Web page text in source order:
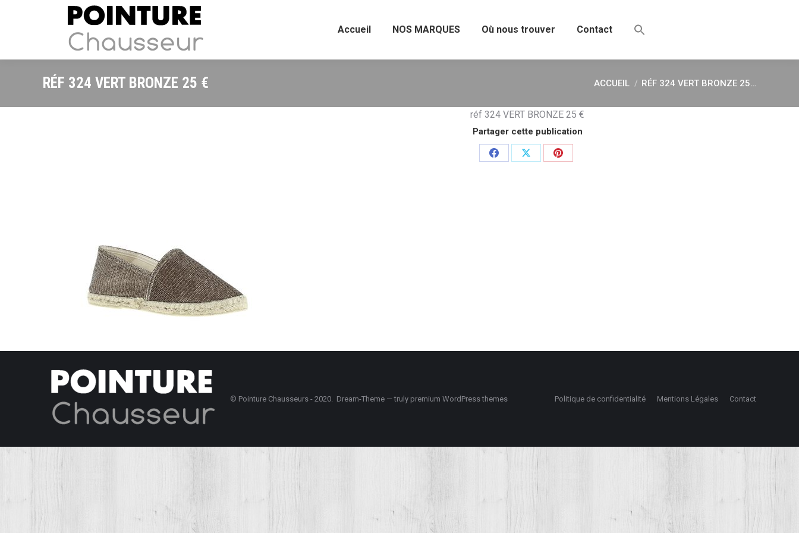
Accueil NOS MARQUES Où nous trouver Contact
RÉF 324 VERT BRONZE 25 € Vous êtes ici :
ACCUEIL RÉF 324 VERT BRONZE 25…
réf 324 VERT BRONZE 25 €
Partager cette publication
PartagerPartagerPartager
© Pointure Chausseurs - 2020. Dream-Theme — truly premium WordPress themes Politique de confidentialité Mentions Légales Contact